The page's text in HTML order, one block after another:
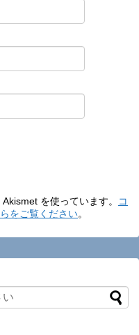
を使っています。
コ
をご覧ください。